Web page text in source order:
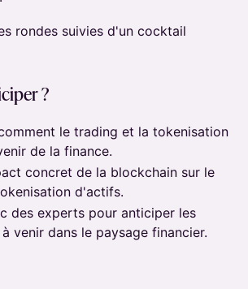
rondes suivies d'un cocktail
?
le trading et la tokenisation
de la finance.
concret de la blockchain sur le
d'actifs.
des experts pour anticiper les
venir dans le paysage financier.